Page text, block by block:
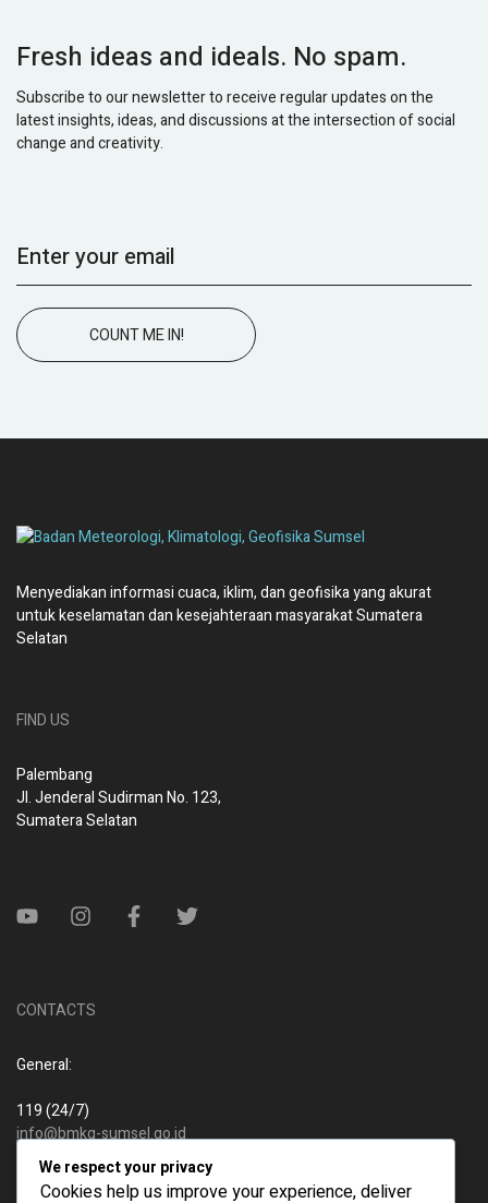
Fresh ideas and ideals. No spam.
Subscribe to our newsletter to receive regular updates on the
latest insights, ideas, and discussions at the intersection of social
change and creativity.
COUNT ME IN!
Menyediakan informasi cuaca, iklim, dan geofisika yang akurat
untuk keselamatan dan kesejahteraan masyarakat Sumatera
Selatan
FIND US
Palembang
Jl. Jenderal Sudirman No. 123,
Sumatera Selatan
CONTACTS
General:
119 (24/7)
info@bmkg-sumsel.go.id
New business:
We respect your privacy
Cookies help us improve your experience, deliver